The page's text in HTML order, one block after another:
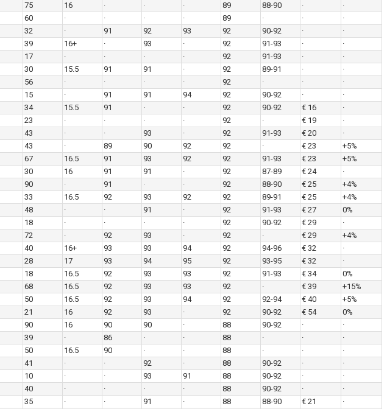
75 16 · · · 89 88-90 ·
·
60 · · · · 89 · ·
·
32 · 91 92 93 92 90-92 ·
·
39 16+ · 93 · 92 91-93 ·
·
17 · · · · 92 91-93 ·
·
30 15.5 91 91 · 92 89-91 ·
·
56 · · · · 92 · ·
·
15 · 91 91 94 92 90-92 ·
·
34 15.5 91 · · 92 90-92 € 16
·
23 · · · · 92 · € 19
·
43 · · 93 · 92 91-93 € 20
·
43 · 89 90 92 92 · € 23
+5%
67 16.5 91 93 92 92 91-93 € 23
+5%
30 16 91 91 · 92 87-89 € 24
·
90 · 91 · · 92 88-90 € 25
+4%
33 16.5 92 93 92 92 89-91 € 25
+4%
48 · · 91 · 92 91-93 € 27
0%
18 · · · · 92 90-92 € 29
·
72 · 92 93 · 92 · € 29
+4%
40 16+ 93 93 94 92 94-96 € 32
·
28 17 93 94 95 92 93-95 € 32
·
18 16.5 92 93 93 92 91-93 € 34
0%
68 16.5 92 93 93 92 · € 39
+15%
50 16.5 92 93 94 92 92-94 € 40
+5%
21 16 92 93 · 92 90-92 € 54
0%
90 16 90 90 · 88 90-92 ·
·
39 · 86 · · 88 · ·
·
50 16.5 90 · · 88 · ·
·
41 · · 92 · 88 90-92 ·
·
10 · · 93 91 88 90-92 ·
·
40 · · · · 88 90-92 ·
·
35 · · 91 · 88 88-90 € 21
·